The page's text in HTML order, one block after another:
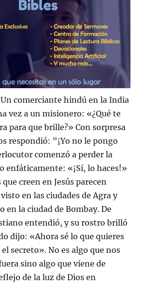
comerciante hindú en la India
vez a un misionero: «¿Qué te
para que brille?» Con sorpresa
respondió: "¡Yo no le pongo
comenzó a perder la
enfáticamente: «¡Sí, lo haces!»
creen en Jesús parecen
en las ciudades de Agra y
en la ciudad de Bombay. De
entendió, y su rostro brilló
dijo: «Ahora sé lo que quieres
secreto». No es algo que nos
sino algo que viene de
de la luz de Dios en